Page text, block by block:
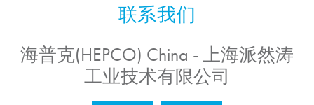
海普克(HEPCO) China - 上海派然涛
工业技术有限公司